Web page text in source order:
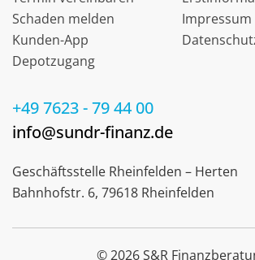
Schaden melden
Kunden-App
Depotzugang
Impressum
+49 7623 - 79 44 00
info@sundr-finanz.de
Geschäftsstelle Rheinfelden – Herten
Bahnhofstr. 6, 79618 Rheinfelden
© 2026 S&R